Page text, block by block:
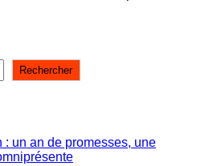
Rechercher